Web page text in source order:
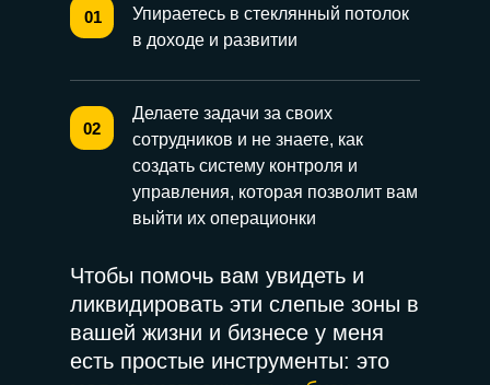
Упираетесь в стеклянный потолок
в доходе и развитии
01
Делаете задачи за своих
сотрудников и не знаете, как
создать систему контроля и
управления, которая позволит вам
выйти их операционки
02
Чтобы помочь вам увидеть и
ликвидировать эти слепые зоны в
вашей жизни и бизнесе у меня
есть простые инструменты: это